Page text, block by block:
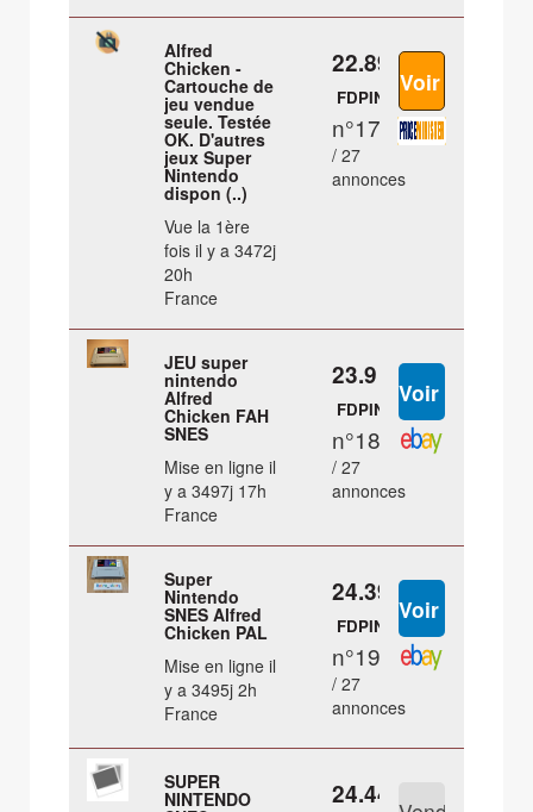
Alfred
Chicken -
Cartouche de
jeu vendue
seule. Testée
OK. D'autres
jeux Super
Nintendo
dispon (..)
Vue la 1ère
fois il y a 3472j
20h
France
22.89 €
FDPIN
n°17
/ 27
annonces
JEU super
nintendo
Alfred
Chicken FAH
SNES
Mise en ligne il
y a 3497j 17h
France
23.9 €
FDPIN
n°18
/ 27
annonces
Super
Nintendo
SNES Alfred
Chicken PAL
Mise en ligne il
y a 3495j 2h
France
24.39 €
FDPIN
n°19
/ 27
annonces
SUPER
NINTENDO 24.44 €